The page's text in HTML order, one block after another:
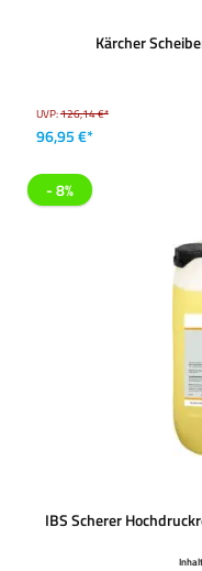
Kärcher
UVP:126,14 €*
96,95 €*
- 8%
IBS Scherer